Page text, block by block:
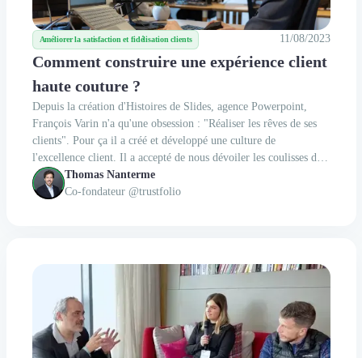
Améliorer la satisfaction et fidélisation clients 11/08/2023
Comment construire une expérience client
haute couture ?
Depuis la création d'Histoires de Slides, agence Powerpoint,
François Varin n'a qu'une obsession : "Réaliser les rêves de ses
clients". Pour ça il a créé et développé une culture de
l'excellence client. Il a accepté de nous dévoiler les coulisses de
son agence.Thomas Nanterme
Co-fondateur @trustfolio